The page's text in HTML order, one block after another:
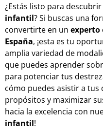
¿Estás listo para descubrir
infantil? Si buscas una
convertirte en un experto
España, ¡esta es tu
amplia variedad de
que puedes aprender
para potenciar tus
cómo puedes asistir a tus
propósitos y maximizar
hacia la excelencia con
infantil!